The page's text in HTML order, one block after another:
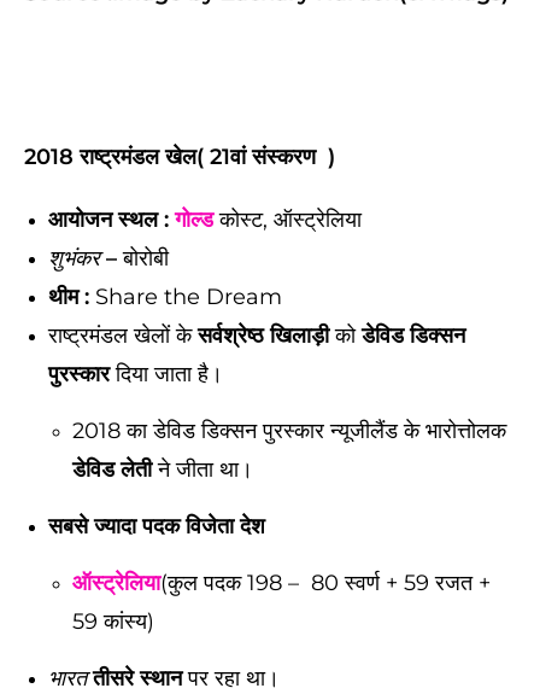
2018राष्ट्रमंडल खेल( 21वांसंस्करण )
आयोजन स्थल :गोल्डकोस्ट, ऑस्ट्रेलिया
शुभंकर–बोरोबी
थीम : Share the Dream
राष्ट्रमंडल खेलों केसर्वश्रेष्ठ खिलाड़ीकोडेविड डिक्सन
पुरस्कारदिया जाता है।
2018 का डेविड डिक्सन पुरस्कार न्यूजीलैंड के भारोत्तोलक
डेविड लेतीने जीता था।
सबसे ज्यादा पदक विजेता देश
ऑस्ट्रेलिया(कुल पदक 198 – 80 स्वर्ण + 59 रजत +
59 कांस्य)
भारततीसरे स्थानपर रहा था।